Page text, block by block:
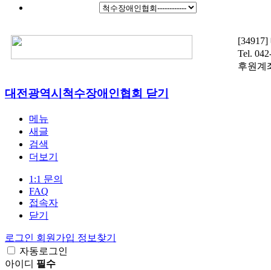
Tel.
후원계
대전광역시척수장애인협회 닫기
메뉴
새글
검색
더보기
1:1 문의
FAQ
접속자
닫기
로그인 회원가입 정보찾기
자동로그인
아이디 필수